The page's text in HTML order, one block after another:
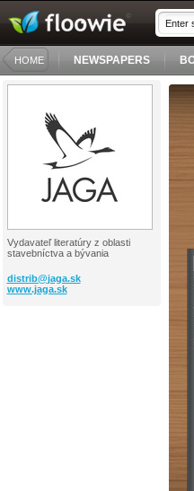
HOME NEWSPAPERS
Vydavateľ literatúry z oblasti
stavebníctva a bývania
distrib@jaga.sk
www.jaga.sk